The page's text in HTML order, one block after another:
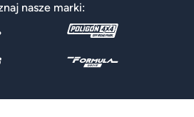
nasze marki: